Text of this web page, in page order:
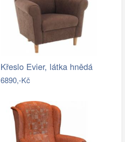
Křeslo Evier, látka hnědá
6890,-Kč